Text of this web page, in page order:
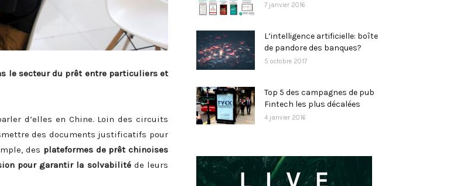
le secteur du prêt entre particuliers et
d’elles en Chine. Loin des circuits
des documents justificatifs pour
des plateformes de prêt chinoises
pour garantir la solvabilitéde leurs
7 janvier 2016
L’intelligence artificielle: boîte
de pandore des banques?
5 octobre 2017
Top 5 des campagnes de pub
Fintech les plus décalées
4 janvier 2016